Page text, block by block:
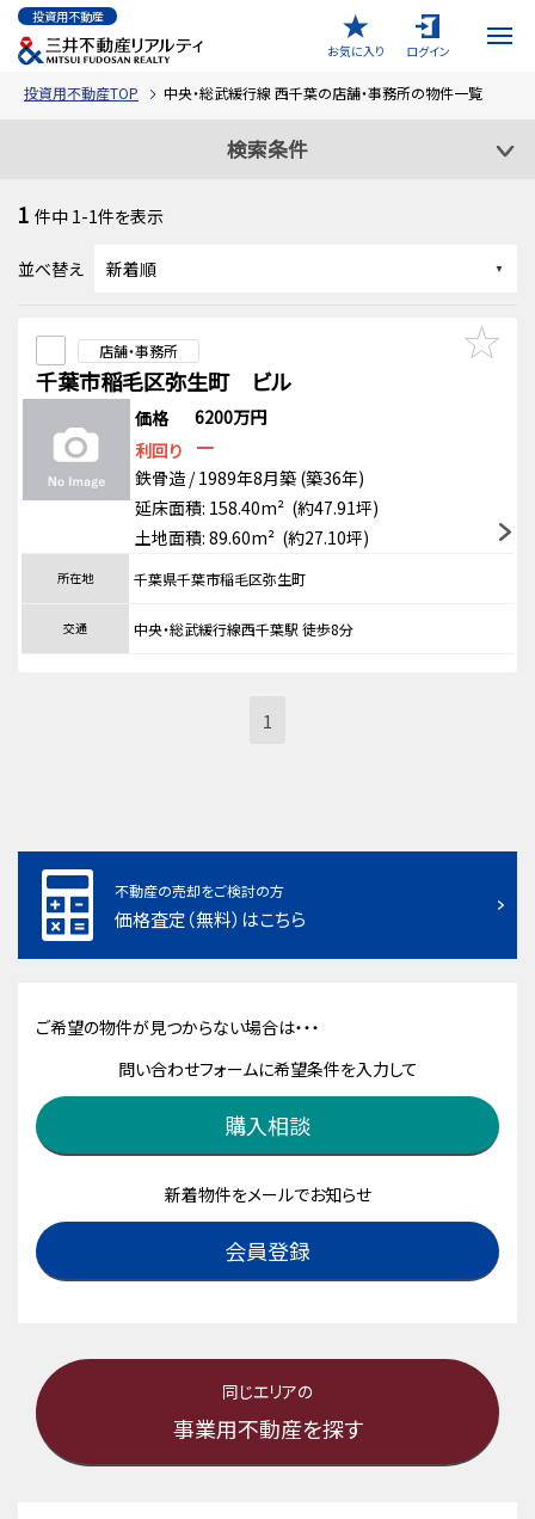
投資用不動産
お気に入り
ログイン
投資用不動産TOP 中央・総武緩行線 西千葉の店舗・事務所の物件一覧
検索条件
1 件中 1-1件を表示
並べ替え
店舗・事務所
千葉市稲毛区弥生町 ビル
価格
6200万円
利回り
－
鉄骨造 / 1989年8月築 (築36年)
延床面積: 158.40m² (約47.91坪)
土地面積: 89.60m² (約27.10坪)
所在地 千葉県千葉市稲毛区弥生町
交通 中央・総武緩行線西千葉駅 徒歩8分
1
不動産の売却をご検討の方
価格査定（無料）はこちら
ご希望の物件が見つからない場合は・・・
問い合わせフォームに希望条件を入力して
購入相談
新着物件をメールでお知らせ
会員登録
同じエリアの
事業用不動産を探す